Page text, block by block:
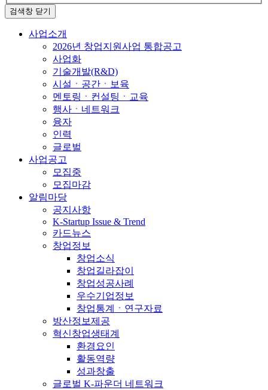
검색창 닫기
사업소개
2026년 창업지원사업 통합공고
사업화
기술개발(R&D)
시설ㆍ공간ㆍ보육
멘토링ㆍ컨설팅ㆍ교육
행사ㆍ네트워크
융자
인력
글로벌
사업공고
모집중
모집마감
알림마당
공지사항
K-Startup Issue & Trend
카드뉴스
창업정보
창업소식
창업길라잡이
창업성공사례
우수기업정보
창업통계ㆍ연구자료
방산정보제공
혁신창업생태계
환경요인
활동역량
성과창출
글로벌 K-파운더 네트워크